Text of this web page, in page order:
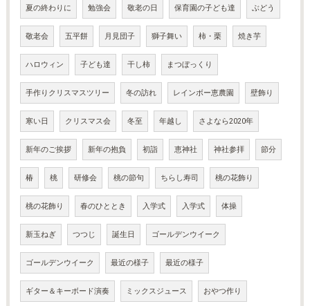
夏の終わりに 勉強会 敬老の日 保育園の子ども達 ぶどう
敬老会 五平餅 月見団子 獅子舞い 柿・栗 焼き芋
ハロウィン 子ども達 干し柿 まつぼっくり
手作りクリスマスツリー 冬の訪れ レインボー恵農園 壁飾り
寒い日 クリスマス会 冬至 年越し さよなら2020年
新年のご挨拶 新年の抱負 初詣 恵神社 神社参拝 節分
椿 桃 研修会 桃の節句 ちらし寿司 桃の花飾り
桃の花飾り 春のひととき 入学式 入学式 体操
新玉ねぎ つつじ 誕生日 ゴールデンウイーク
ゴールデンウイーク 最近の様子 最近の様子
ギター＆キーボード演奏 ミックスジュース おやつ作り